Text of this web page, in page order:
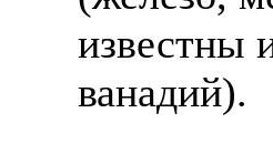
известны
ванадий).